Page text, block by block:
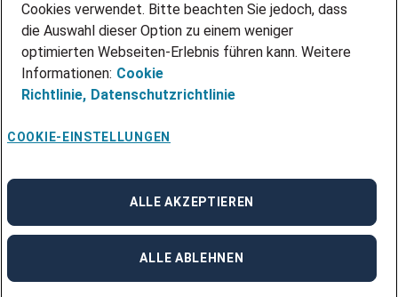
KONTAKT
@Adecco 2026
IMPRESSUM
DATENSCHUTZ
NUTZUNGSBEDINGUNGEN
COOKIE-RICHTLINIEN
BESCHWERDESTELLE
linkedinFacebook
Instagram
Cookies verwendet. Bitte beachten Sie jedoch, dass
die Auswahl dieser Option zu einem weniger
optimierten Webseiten-Erlebnis führen kann. Weitere
Informationen: Cookie
Richtlinie, Datenschutzrichtlinie
COOKIE-EINSTELLUNGEN
ALLE ABLEHNEN
ALLE AKZEPTIEREN